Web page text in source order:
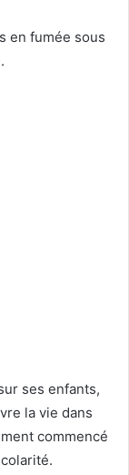
en fumée sous
ses enfants,
la vie dans
commencé